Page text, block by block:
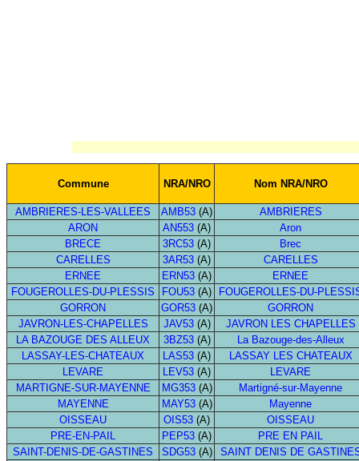
Commune NRA/NRO Nom NRA/NRO
AMBRIERES-LES-VALLEES AMB53 (A)
AMBRIERES
ARON
AN553 (A)
Aron
BRECE
3RC53 (A)
Brec
CARELLES
3AR53 (A)
CARELLES
ERNEE
ERN53 (A)
ERNEE
FOUGEROLLES-DU-PLESSIS
FOU53 (A)
FOUGEROLLES-DU-
GORRON
GOR53 (A)
GORRON
JAVRON-LES-CHAPELLES
JAV53(A)
JAVRON LES CHAPELLES
LA BAZOUGE DES ALLEUX
3BZ53(A)
La Bazouge-des-Alleux
LASSAY-LES-CHATEAUX
LAS53 (A)
LASSAY LES CHATEAUX
LEVARE
LEV53 (A)
LEVARE
MARTIGNE-SUR-MAYENNE
MG353(A)
Martigné-sur-Mayenne
MAYENNE
MAY53(A)
Mayenne
OISSEAU
OIS53 (A)
OISSEAU
PRE-EN-PAIL
PEP53 (A)
PRE EN PAIL
SAINT-DENIS-DE-GASTINES
SDG53(A)
SAINT DENIS DE